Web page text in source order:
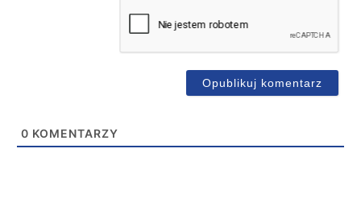
0 KOMENTARZY